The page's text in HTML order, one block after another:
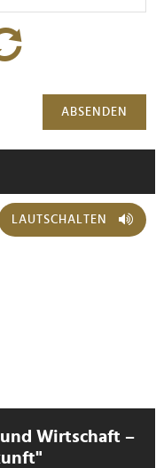
ABSENDEN
LAUTSCHALTEN
Wirtschaft –